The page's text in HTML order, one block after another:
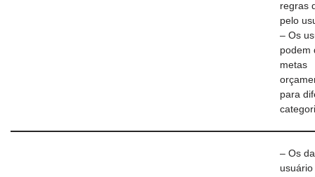
regras
pelo
– Os
podem
metas
para
– Os
usuário